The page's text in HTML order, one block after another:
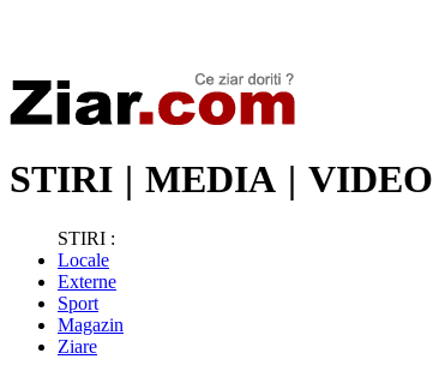
STIRI | MEDIA | VIDEO
STIRI :
Locale
Externe
Sport
Magazin
Ziare